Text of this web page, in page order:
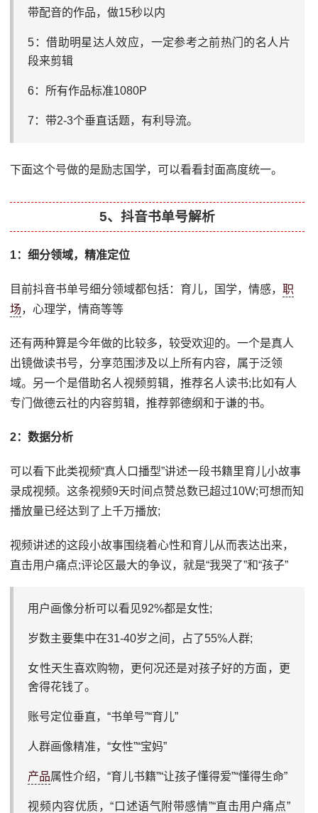
带配音的作品，做15秒以内
5：借助明星达人效应，一定参考之前热门的名人片
段来剪辑
6：所有作品标准1080P
7：带2-3个垂直话题，有利导流。
下面这个号做的是励志国学，可以看看封面高度统一。
5、抖音书单号解析
1：细分领域，精准定位
目前抖音书单号细分领域都包括：育儿，国学，情感，职
场，心理学，情商等等
还有两种算是今年做的比较多，较受欢迎的。一个是真人
出镜做读书号，分享范围涉及以上所有内容，属于泛领
域。另一个是借助名人视频剪辑，推荐名人读书;比如有人
专门做德云社的内容剪辑，推荐郭德纲和于谦的书。
2：数据分析
可以看下此类视频“真人口播型”讲述一段书籍里育儿小故事
录成视频。这条视频9天时间点赞总数已超过10W;可想而知
播放量已经达到了上千万播放;
视频讲述的这段小故事围绕着心性和育儿从而表达出来，
直击用户痛点;评论区最大的争议，就是“我哭了”和“孩子”
用户画像分析可以看见92%都是女性;
岁数主要集中在31-40岁之间，占了55%人群;
女性天生喜欢购物，更何况还是对孩子好的方面，更
舍得花钱了。
账号定位垂直，“书单号”“育儿”
人群画像精准，“女性”“宝妈”
产品属性介绍，“育儿书籍”“让孩子懂得爱”“懂得生命”
视频内容优质，“口述语气附带感情”“直击用户痛点”